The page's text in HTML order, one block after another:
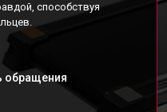
способствуя
обращения